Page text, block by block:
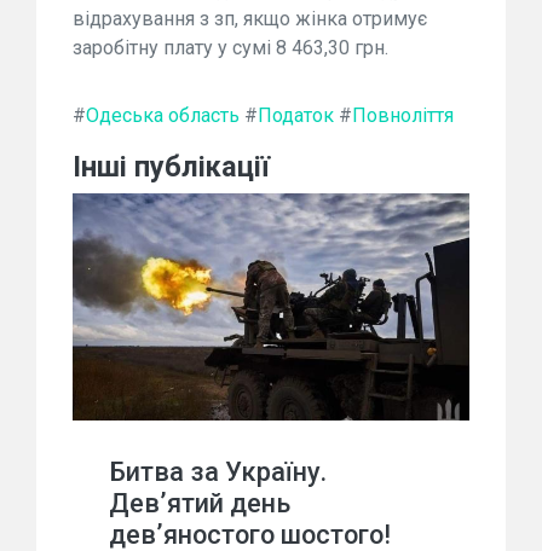
відрахування з зп, якщо жінка отримує
заробітну плату у сумі 8 463,30 грн.
#Одеська область # Податок # Повноліття
Інші публікації
Битва за Україну.
Дев’ятий день
дев’яностого шостого!